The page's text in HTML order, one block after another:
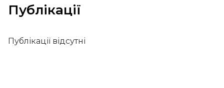
Публікації
Публікації відсутні